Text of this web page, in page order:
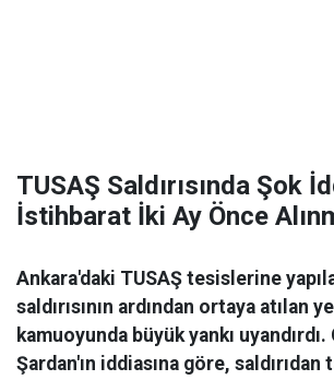
TUSAŞ Saldırısında Şok
İstihbarat İki Ay Önce
Ankara'daki TUSAŞ tesislerine
saldırısının ardından ortaya atılan
kamuoyunda büyük yankı
Şardan'ın iddiasına göre,